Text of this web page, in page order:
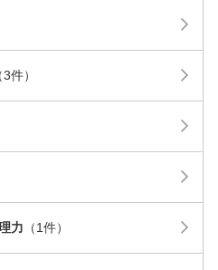
3件）
力 （1件）